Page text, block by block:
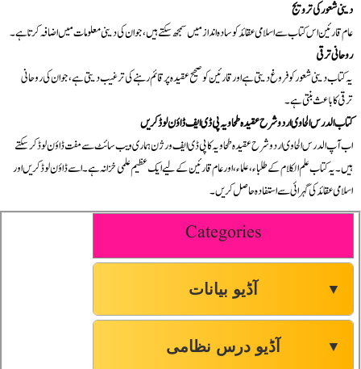
دينی شعور کی ترویج
عام قارئين اس کتاب سے اسلامی عقائد کو سادہ انداز ميں سمجھ سکتے ہيں، جو ان کی دينی معلومات ميں اضافہ کرتا ہے۔
روحانی ترقی
يہ کتاب دينی شعور کو فروغ ديتی ہے اور قارئين کو صحيح عقيدہ پر قائم رہنے کی ترغيب ديتی ہے، جو ان کی روحانی
ترقی کا باعث بنتی ہے۔
کتاب الدرس الحاوی اردو شرح عقيدہ طحاويہ پی ڈی ایف ڈاؤن لوڈ کريں
اب آپ الدرس الحاوی اردو شرح عقيدہ طحاويہ کا پی ڈی ایف ورژن ہماری ویب سائٹ سے مفت ڈاؤن لوڈ کر سکتے
ہيں۔ يہ کتاب علم الکلام کے طلباء، علماء، اور عام قارئين کے ليے ايک عظيم علمی خزانہ ہے۔ اسے ڈاؤن لوڈ کريں اور
اسلامی عقائد کی گہرائی سے استفادہ حاصل کريں۔
Categories
آڈیو بیانات ▼
آڈیو درس نظامی ▼